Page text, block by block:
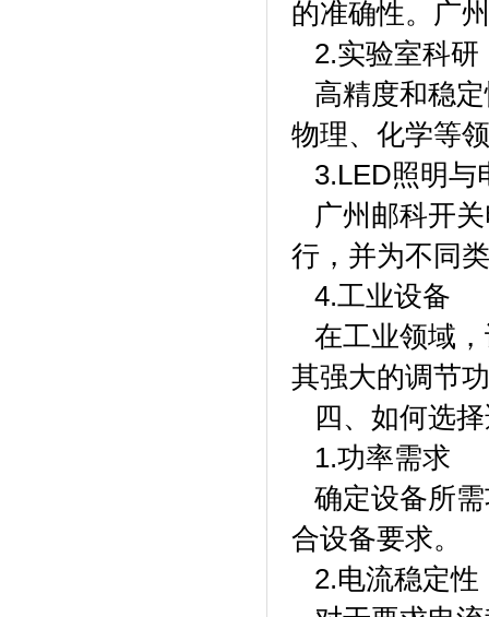
的准确性。广
2.实验室科研
高精度和稳
物理、化学等
3.LED照明与
广州邮科开
行，并为不同
4.工业设备
在工业领域
其强大的调节
四、如何选
1.功率需求
确定设备所
合设备要求。
2.电流稳定性